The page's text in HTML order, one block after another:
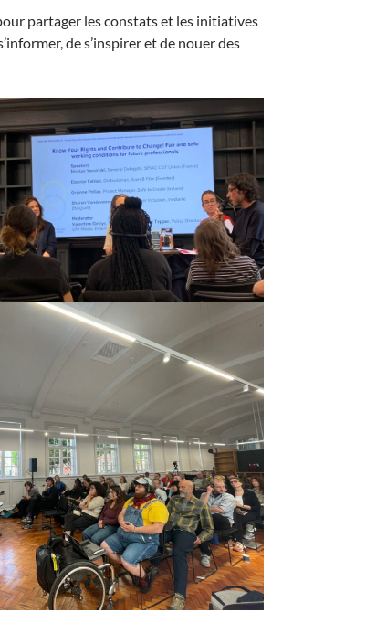
partager les constats et les initiatives
de s’inspirer et de nouer des